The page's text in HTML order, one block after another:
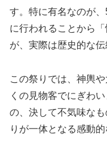
す。特に有名なのが
に行われることから
が、実際は歴史的な
この祭りでは、神輿
くの見物客でにぎわ
の、決して不気味な
りが一体となる感動的